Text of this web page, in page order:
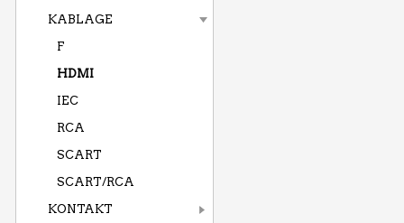
KABLAGE
F
HDMI
IEC
RCA
SCART
SCART/RCA
KONTAKT